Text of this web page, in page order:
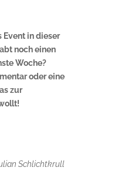
in dieser
noch einen
Woche?
oder eine
zur
Schlichtkrull